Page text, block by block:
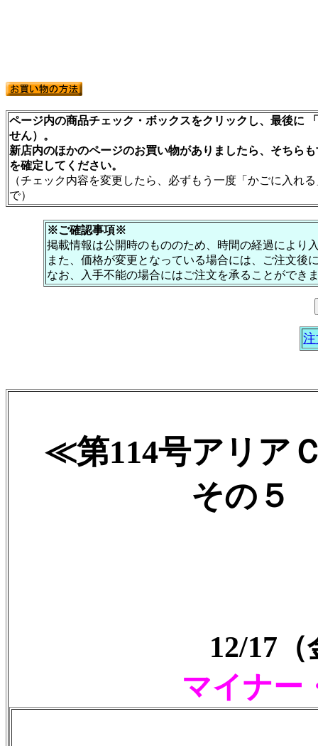
ページ内の商品チェック・ボックスをクリックし、最後に
せん）。
新店内のほかのページのお買い物がありましたら、そちら
を確定してください。
（チェック内容を変更したら、必ずもう一度「かごに入れ
で）
※ご確認事項※
掲載情報は公開時のもののため、時間の経過により
また、価格が変更となっている場合には、ご注文後
なお、入手不能の場合にはご注文を承ることができ
≪第114号アリア
その５
12/17
マイナー